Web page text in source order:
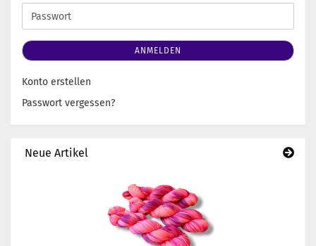
Adresse
Passwort
ANMELDEN
Konto erstellen
Passwort vergessen?
Neue Artikel